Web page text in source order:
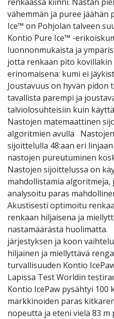
vähemmän ja puree
Ice™ on Pohjolan talveen
Kontio Pure Ice™ -
luonnonmukaista ja
jotta renkaan pito kovillakin
erinomaisena: kumi ei
Joustavuus on hyvän pidon
tavallista parempi ja
talviolosuhteisiin kuin
Nastojen matemaattinen
algoritmien avulla
sijoittelulla 48:aan eri
nastojen pureutuminen
Nastojen sijoittelussa on
mahdollistamia
analysoitu paras
Akustisesti optimoitu
renkaan hiljaisena ja
nastamäärästä huolimatta.
järjestyksen ja koon
hiljainen ja miellyttävä
turvallisuuden Kontio
Lapissa Test Worldin
Kontio IcePaw pysähtyi 100
markkinoiden paras
nopeutta ja eteni vielä 83 m